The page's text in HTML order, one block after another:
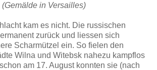
(Gemälde in Versailles)
kam es nicht. Die russischen
zurück und liessen sich
Scharmützel ein. So fielen den
Wilna und Witebsk nahezu kampflos
am 17. August konnten sie (nach